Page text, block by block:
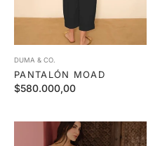
DUMA & CO.
PANTALÓN MOAD
Precio
$580.000,00